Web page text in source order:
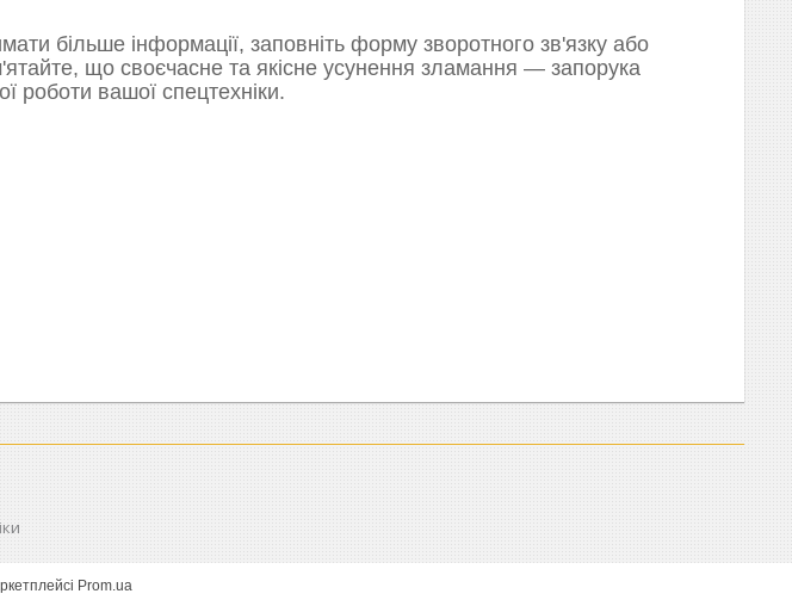
більше інформації, заповніть форму зворотного зв'язку або
що своєчасне та якісне усунення зламання — запорука
роботи вашої спецтехніки.
Prom.ua